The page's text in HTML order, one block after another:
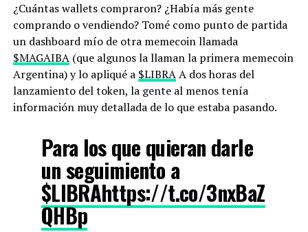
¿Cuántas wallets compraron? ¿Había más gente
comprando o vendiendo? Tomé como punto de partida
un dashboard mío de otra memecoin llamada
$MAGAIBA(que algunos la llaman la primera memecoin
Argentina) y lo apliqué a $LIBRAA dos horas del
lanzamiento del token, la gente al menos tenía
información muy detallada de lo que estaba pasando.
Para los que quieran darle
un seguimiento a
$LIBRAhttps://t.co/3nxBaZ
QHBp